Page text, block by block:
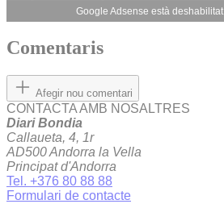
Google Adsense està deshabilitat.
Comentaris
Afegir nou comentari
CONTACTA AMB NOSALTRES
Diari Bondia
Callaueta, 4, 1r
AD500 Andorra la Vella
Principat d'Andorra
Tel. +376 80 88 88
Formulari de contacte